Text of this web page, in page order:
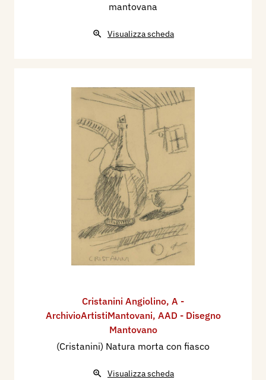
mantovana
Visualizza scheda
Cristanini Angiolino, A -
ArchivioArtistiMantovani, AAD - Disegno
Mantovano
(Cristanini) Natura morta con fiasco
Visualizza scheda